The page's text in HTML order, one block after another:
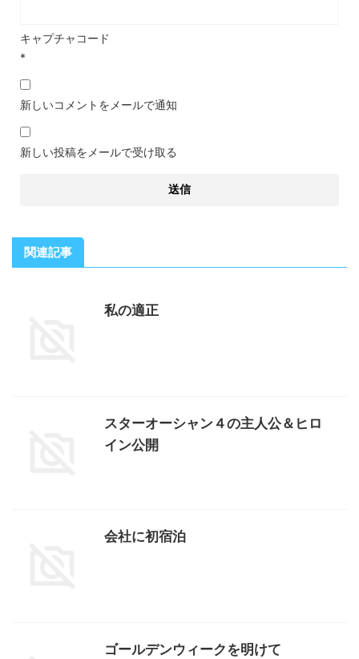
キャプチャコード
*
新しいコメントをメールで通知
新しい投稿をメールで受け取る
関連記事
私の適正
スターオーシャン４の主人公＆ヒロ
イン公開
会社に初宿泊
ゴールデンウィークを明けて